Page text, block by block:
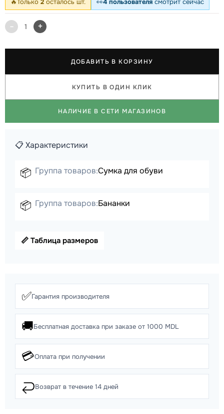
🔥Только 2 осталось шт. 👀4 пользователя смотрит сейчас
- 1 +
ДОБАВИТЬ В КОРЗИНУ
КУПИТЬ В ОДИН КЛИК
НАЛИЧИЕ В СЕТИ МАГАЗИНОВ
📋 Характеристики
📦 Группа товаров:Сумка для обуви
📦 Группа товаров:Бананки
📏 Таблица размеров
✅Гарантия производителя
🚚Бесплатная доставка при заказе от 1000 MDL
💳Оплата при получении
↩️Возврат в течение 14 дней